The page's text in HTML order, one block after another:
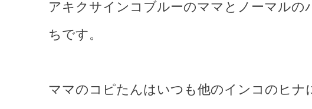
アキクサインコブルーのママとノーマルの
ちです。
ママのコピたんはいつも他のインコのヒナ